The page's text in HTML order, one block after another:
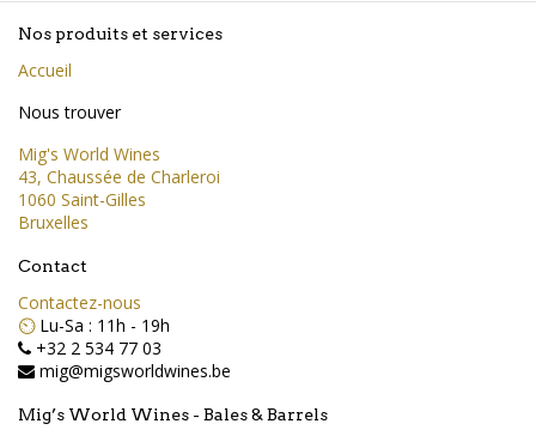
Nos produits et services
Accueil
Nous trouver
Mig's World Wines
43, Chaussée de Charleroi
1060 Saint-Gilles
Bruxelles
Contact
Contactez-nous
⏲️ Lu-Sa : 11h - 19h
+32 2 534 77 03
mig@migsworldwines.be
Mig’s World Wines - Bales & Barrels